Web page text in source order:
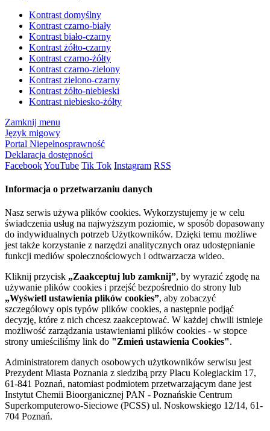
Kontrast domyślny
Kontrast czarno-biały
Kontrast biało-czarny
Kontrast żółto-czarny
Kontrast czarno-żółty
Kontrast czarno-zielony
Kontrast zielono-czarny
Kontrast żółto-niebieski
Kontrast niebiesko-żółty
Zamknij menu
Język migowy
Portal Niepełnosprawność
Deklaracja dostępności
FacebookYouTube Tik Tok Instagram RSS
Informacja o przetwarzaniu danych
Nasz serwis używa plików cookies. Wykorzystujemy je w celu
świadczenia usług na najwyższym poziomie, w sposób dopasowany
do indywidualnych potrzeb Użytkowników. Dzięki temu możliwe
jest także korzystanie z narzędzi analitycznych oraz udostępnianie
funkcji mediów społecznościowych i odtwarzacza wideo.
Kliknij przycisk „Zaakceptuj lub zamknij”, by wyrazić zgodę na
używanie plików cookies i przejść bezpośrednio do strony lub
„Wyświetl ustawienia plików cookies”, aby zobaczyć
szczegółowy opis typów plików cookies, a następnie podjąć
decyzję, które z nich chcesz zaakceptować. W każdej chwili istnieje
możliwość zarządzania ustawieniami plików cookies - w stopce
strony umieściliśmy link do "Zmień ustawienia Cookies".
Administratorem danych osobowych użytkowników serwisu jest
Prezydent Miasta Poznania z siedzibą przy Placu Kolegiackim 17,
61-841 Poznań, natomiast podmiotem przetwarzającym dane jest
Instytut Chemii Bioorganicznej PAN - Poznańskie Centrum
Superkomputerowo-Sieciowe (PCSS) ul. Noskowskiego 12/14, 61-
704 Poznań.